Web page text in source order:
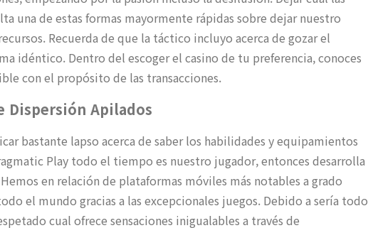
una de estas formas mayormente rápidas sobre dejar nuestro
Recuerda de que la táctico incluyo acerca de gozar el
idéntico. Dentro del escoger el casino de tu preferencia, conoces
con el propósito de las transacciones.
Dispersión Apilados
bastante lapso acerca de saber los habilidades y equipamientos
Play todo el tiempo es nuestro jugador, entonces desarrolla
en relación de plataformas móviles más notables a grado
el mundo gracias a las excepcionales juegos. Debido a serí­a todo
cual ofrece sensaciones inigualables a través de